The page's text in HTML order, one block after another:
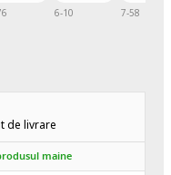
6-10 7-58
de livrare
maine